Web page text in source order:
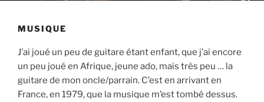
MUSIQUE
J’ai joué un peu de guitare étant enfant, que j’ai encore
un peu joué en Afrique, jeune ado, mais très peu … la
guitare de mon oncle/parrain. C’est en arrivant en
France, en 1979, que la musique m’est tombé dessus.